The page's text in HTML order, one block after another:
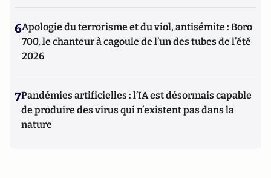
6Apologie du terrorisme et du viol, antisémite : Boro
700, le chanteur à cagoule de l’un des tubes de l’été
2026
7Pandémies artificielles : l’IA est désormais capable
de produire des virus qui n’existent pas dans la
nature